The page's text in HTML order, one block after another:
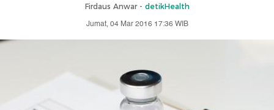
Firdaus Anwar - detikHealth
Jumat, 04 Mar 2016 17:36 WIB